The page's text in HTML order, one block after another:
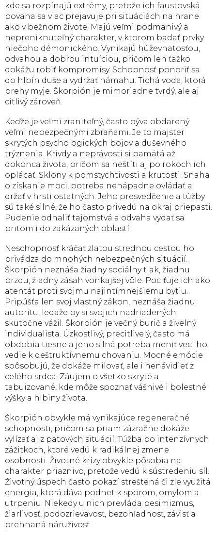
kde sa rozpínajú extrémy, pretože ich faustovská
povaha sa viac prejavuje pri situáciách na hrane
ako v bežnom živote. Majú veľmi podmanivý a
nepreniknuteľný charakter, v ktorom badať prvky
niečoho démonického. Vynikajú húževnatosťou,
odvahou a dobrou intuíciou, pričom len ťažko
dokážu robiť kompromisy. Schopnosť ponoriť sa
do hlbín duše a vydržať námahu. Tichá voda, ktorá
brehy myje. Škorpión je mimoriadne tvrdý, ale aj
citlivý zároveň.
Keďže je veľmi zraniteľný, často býva obdarený
veľmi nebezpečnými zbraňami. Je to majster
skrytých psychologických bojov a duševného
trýznenia. Krivdy a neprávosti si pamätá až
dokonca života, pričom sa neštíti aj po rokoch ich
oplácať. Sklony k pomstychtivosti a krutosti. Snaha
o získanie moci, potreba nenápadne ovládať a
držať v hrsti ostatných. Jeho presvedčenie a túžby
sú také silné, že ho často privedú na okraj priepasti.
Pudenie odhaliť tajomstvá a odvaha vydať sa
pritom i do zakázaných oblastí.
Neschopnosť kráčať zlatou strednou cestou ho
privádza do mnohých nebezpečných situácií.
Škorpión neznáša žiadny sociálny tlak, žiadnu
brzdu, žiadny zásah vonkajšej vôle. Pociťuje ich ako
atentát proti svojmu najintímnejšiemu bytiu.
Pripúšťa len svoj vlastný zákon, neznáša žiadnu
autoritu, ledaže by si svojich nadriadených
skutočne vážil. Škorpión je večný burič a živelný
individualista. Úzkostlivý, precitlivelý, často má
obdobia tiesne a jeho silná potreba meniť veci ho
vedie k deštruktívnemu chovaniu. Mocné emócie
spôsobujú, že dokáže milovať, ale i nenávidieť z
celého srdca. Záujem o všetko skryté a
tabuizované, kde môže spoznať vášnivé i bolestné
výšky a hlbiny života.
Škorpión obvykle má vynikajúce regeneračné
schopnosti, pričom sa priam zázračne dokáže
vylízať aj z patových situácií. Túžba po intenzívnych
zážitkoch, ktoré vedú k radikálnej zmene
osobnosti. Životné krízy obvykle pôsobia na
charakter priaznivo, pretože vedú k sústredeniu síl.
Životný úspech často pokazí streštená či zle využitá
energia, ktorá dáva podnet k sporom, omylom a
utrpeniu. Niekedy u nich prevláda pesimizmus,
žiarlivosť, podozrievavosť, bezohľadnosť, závisť a
prehnaná náruživosť.